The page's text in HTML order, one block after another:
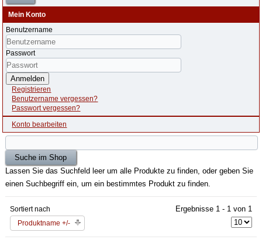
Mein Konto
Benutzername
Passwort
Anmelden
Registrieren
Benutzername vergessen?
Passwort vergessen?
Konto bearbeiten
Lassen Sie das Suchfeld leer um alle Produkte zu finden, oder geben Sie
einen Suchbegriff ein, um ein bestimmtes Produkt zu finden.
Sortiert nach
Produktname +/-
Ergebnisse 1 - 1 von 1